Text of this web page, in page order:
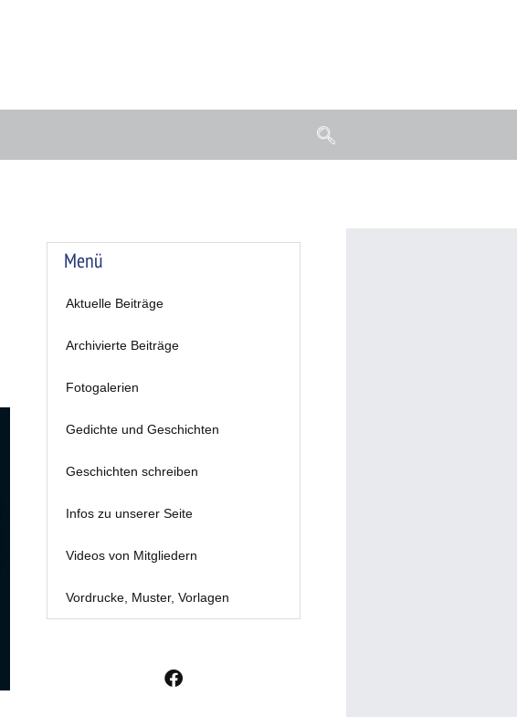
Menü
Aktuelle Beiträge
Archivierte Beiträge
Fotogalerien
Gedichte und Geschichten
Geschichten schreiben
Infos zu unserer Seite
Videos von Mitgliedern
Vordrucke, Muster, Vorlagen
F
a